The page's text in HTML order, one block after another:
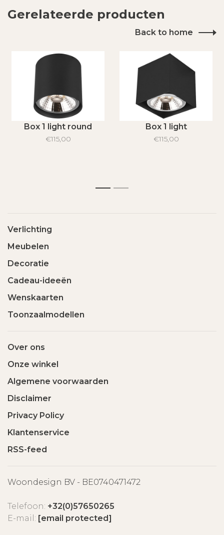
Gerelateerde producten
Back to home
Box 1 light round
€115,00
Box 1 light
€115,00
1 2
Verlichting
Meubelen
Decoratie
Cadeau-ideeën
Wenskaarten
Toonzaalmodellen
Over ons
Onze winkel
Algemene voorwaarden
Disclaimer
Privacy Policy
Klantenservice
RSS-feed
Woondesign BV - BE0740471472
Telefoon: +32(0)57650265
E-mail: [email protected]